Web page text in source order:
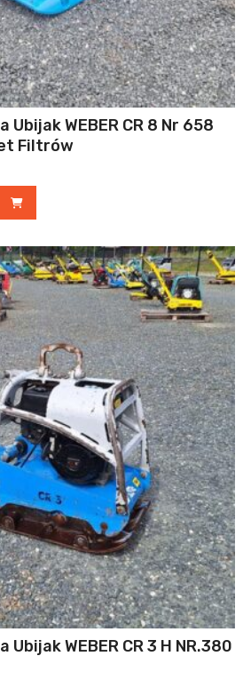
Ubijak WEBER CR 8 Nr 658
Filtrów
WEBER CR 3 H NR.380